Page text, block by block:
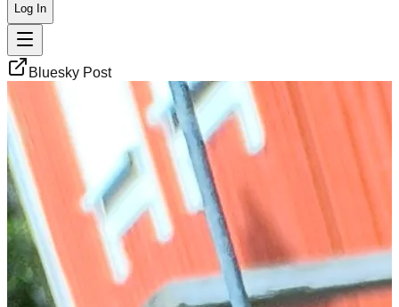
Log In
Bluesky Post